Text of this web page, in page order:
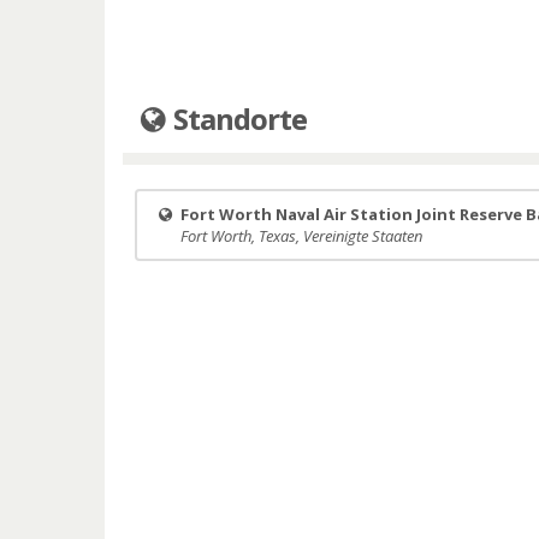
Standorte
Fort Worth Naval Air Station Joint Reserve
Fort Worth, Texas, Vereinigte Staaten